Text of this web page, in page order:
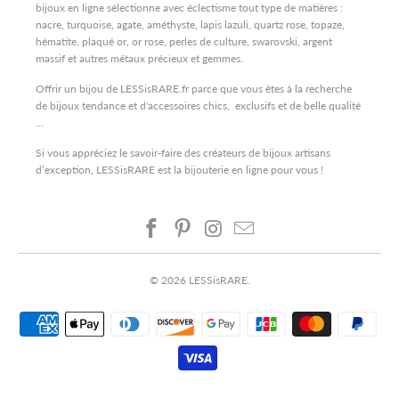
bijoux en ligne sélectionne avec éclectisme tout type de matières :
nacre, turquoise, agate, améthyste, lapis lazuli, quartz rose, topaze,
hématite, plaqué or, or rose, perles de culture, swarovski, argent
massif et autres métaux précieux et gemmes.
Offrir un bijou de LESSisRARE.fr parce que vous êtes à la recherche
de bijoux tendance et d'accessoires chics, exclusifs et de belle qualité
Si vous appréciez le savoir-faire des créateurs de bijoux artisans
d’exception, LESSisRARE est la bijouterie en ligne pour vous !
© 2026 LESSisRARE.